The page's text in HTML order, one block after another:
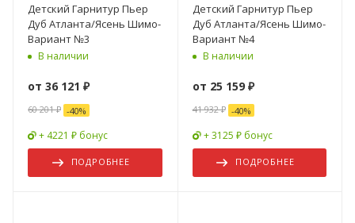
Детский Гарнитур Пьер
Дуб Атланта/Ясень Шимо-
Вариант №3
В наличии
от 36 121 ₽
60 201 ₽ -40%
+ 4221 ₽ бонус
ПОДРОБНЕЕ
Детский Гарнитур Пьер
Дуб Атланта/Ясень Шимо-
Вариант №4
В наличии
от 25 159 ₽
41 932 ₽ -40%
+ 3125 ₽ бонус
ПОДРОБНЕЕ